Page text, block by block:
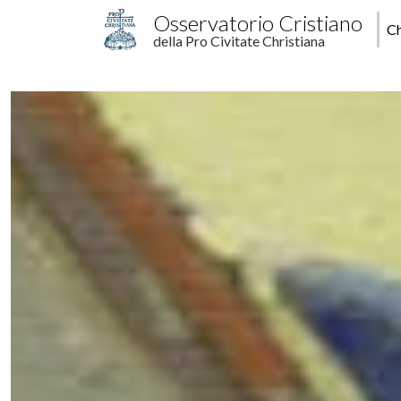
Salta al contenuto principale
Osservatorio Cristiano
della Pro Civitate Christiana